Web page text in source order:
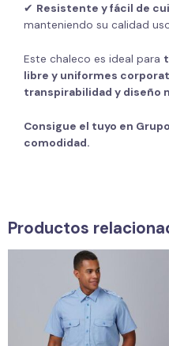
✔ Resistente y fácil de
manteniendo su calidad
Este chaleco es ideal para
libre y uniformes
transpirabilidad y diseño
Consigue el tuyo en
comodidad.
Productos